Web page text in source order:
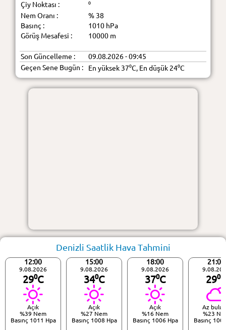
Çiy Noktası :
⁰
Nem Oranı :
% 38
Basınç :
1010 hPa
Görüş Mesafesi :
10000 m
Son Güncelleme :
09.08.2026 - 09:45
Geçen Sene Bugün :
En yüksek 37⁰C, En düşük 24⁰C
Denizli Saatlik Hava Tahmini
12:00
9.08.2026
29⁰C
Açık
%39 Nem
Basınç 1011 Hpa
15:00
9.08.2026
34⁰C
Açık
%27 Nem
Basınç 1008 Hpa
18:00
9.08.2026
37⁰C
Açık
%16 Nem
Basınç 1006 Hpa
21:00
29⁰C
Az
%23
Basınç